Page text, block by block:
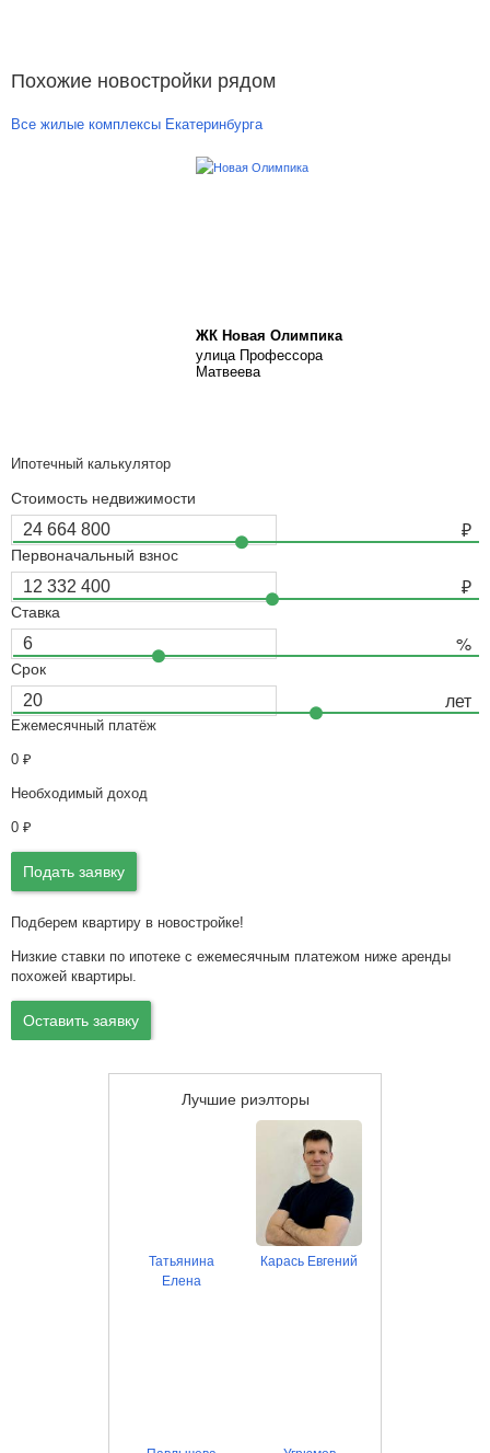
Похожие новостройки рядом
Все жилые комплексы Екатеринбурга
ЖК Новая Олимпика
улица Профессора
Матвеева
Ипотечный калькулятор
Стоимость недвижимости
Первоначальный взнос
Ставка
Срок
Ежемесячный платёж
0 ₽
Необходимый доход
0 ₽
Подать заявку
Подберем квартиру в новостройке!
Низкие ставки по ипотеке с ежемесячным платежом ниже аренды
похожей квартиры.
Оставить заявку
Лучшие риэлторы
Татьянина
Елена
Карась Евгений